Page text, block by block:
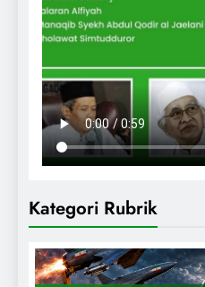
Kategori Rubrik